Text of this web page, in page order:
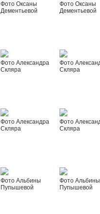
Фото Оксаны
Дементьевой
Фото Оксаны
Дементьевой
Фото Александра
Скляра
Фото
Скляра
Фото Александра
Скляра
Фото
Скляра
Фото Альбины
Пупышевой
Фото Альбины
Пупышевой